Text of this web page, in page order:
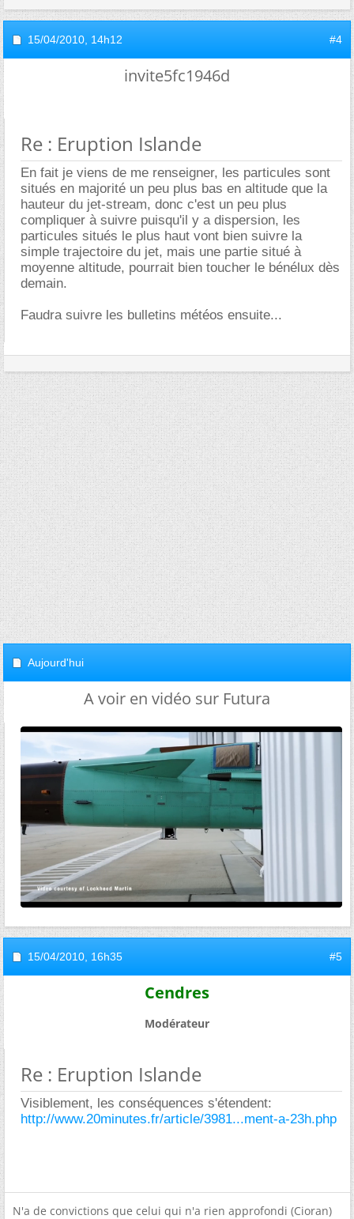
15/04/2010, 14h12 #4
invite5fc1946d
Re : Eruption Islande
En fait je viens de me renseigner, les particules sont
situés en majorité un peu plus bas en altitude que la
hauteur du jet-stream, donc c'est un peu plus
compliquer à suivre puisqu'il y a dispersion, les
particules situés le plus haut vont bien suivre la
simple trajectoire du jet, mais une partie situé à
moyenne altitude, pourrait bien toucher le bénélux dès
demain.
Faudra suivre les bulletins météos ensuite...
Aujourd'hui
A voir en vidéo sur Futura
15/04/2010, 16h35 #5
Cendres
Modérateur
Re : Eruption Islande
Visiblement, les conséquences s'étendent:
http://www.20minutes.fr/article/3981...ment-a-23h.php
N'a de convictions que celui qui n'a rien approfondi (Cioran)